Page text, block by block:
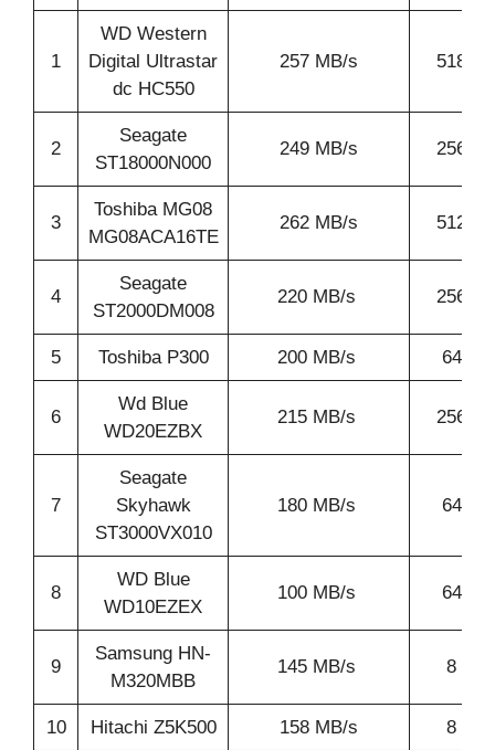
1
WD Western
Digital Ultrastar
dc HC550
257 MB/s 518
2
Seagate
ST18000N000
249 MB/s 256
3
Toshiba MG08
MG08ACA16TE
262 MB/s 512
4
Seagate
ST2000DM008
220 MB/s 256
5 Toshiba P300 200 MB/s 64 MB
6
Wd Blue
WD20EZBX
215 MB/s 256
7
Seagate
Skyhawk
ST3000VX010
180 MB/s 64 MB
8
WD Blue
WD10EZEX
100 MB/s 64 MB
9
Samsung HN-
M320MBB
145 MB/s 8 MB
10 Hitachi Z5K500 158 MB/s 8 MB